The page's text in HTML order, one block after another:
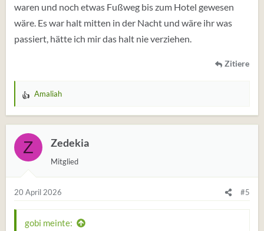
waren und noch etwas Fußweg bis zum Hotel gewesen
wäre. Es war halt mitten in der Nacht und wäre ihr was
passiert, hätte ich mir das halt nie verziehen.
Zitiere
W
r
t
u
n
e
n
Amaliah
Z Zedekia
Mitglied
20 April 2026 #5
gobi meinte: